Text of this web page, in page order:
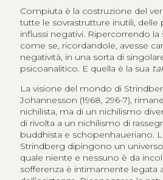
Compiuta è la costruzione del
tutte le sovrastrutture inutili, delle
influssi negativi. Ripercorrendo la
come se, ricordandole, avesse
negatività, in una sorta di
psicoanalitico. E quella è la sua
La visione del mondo di
Johannesson (1968, 296-7),
nichilista, ma di un nichilismo
di rivolta a un nichilismo di
buddhista e schopenhaueriano.
Strindberg dipingono un
quale niente e nessuno è da
sofferenza è intimamente legata